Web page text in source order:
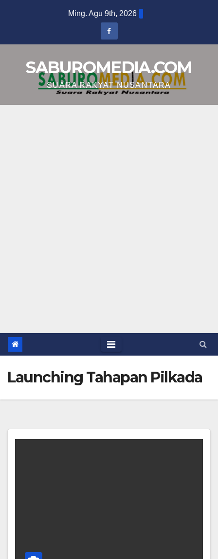
Ming. Agu 9th, 2026
SABUROMEDIA.COM
SUARA RAKYAT NUSANTARA
Launching Tahapan Pilkada